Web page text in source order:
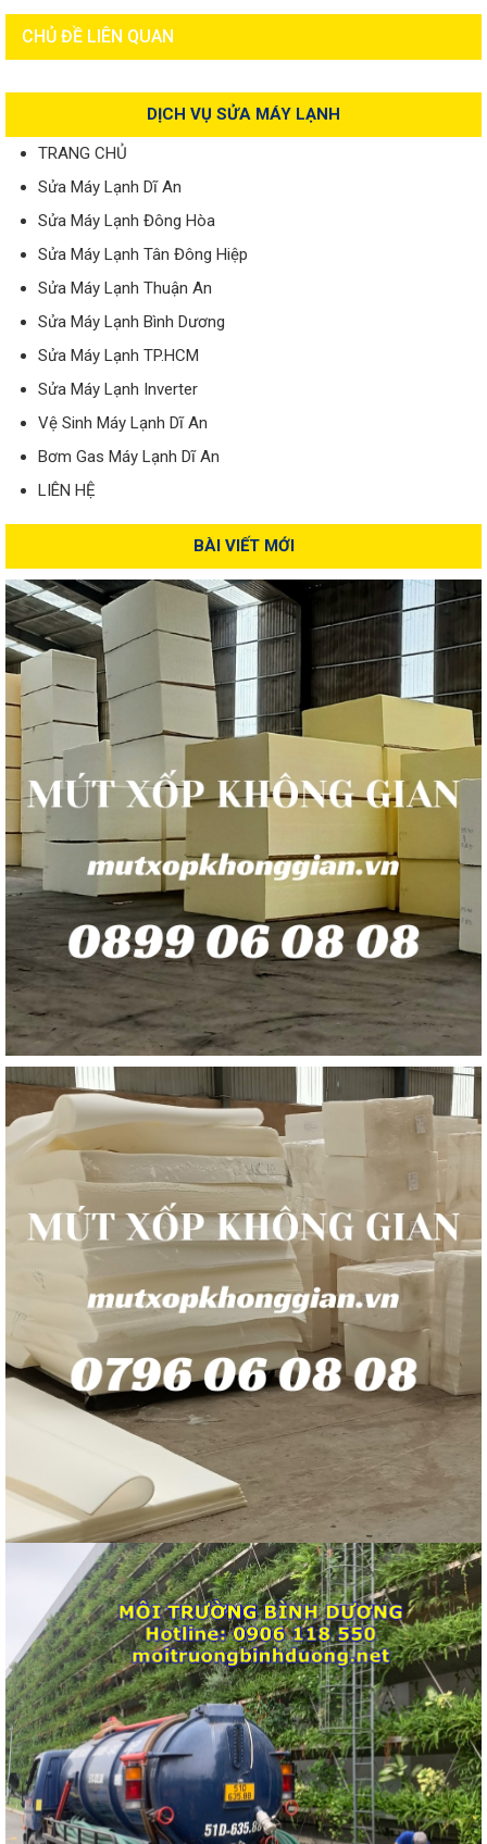
CHỦ ĐỀ LIÊN QUAN
DỊCH VỤ SỬA MÁY LẠNH
TRANG CHỦ
Sửa Máy Lạnh Dĩ An
Sửa Máy Lạnh Đông Hòa
Sửa Máy Lạnh Tân Đông Hiệp
Sửa Máy Lạnh Thuận An
Sửa Máy Lạnh Bình Dương
Sửa Máy Lạnh TP.HCM
Sửa Máy Lạnh Inverter
Vệ Sinh Máy Lạnh Dĩ An
Bơm Gas Máy Lạnh Dĩ An
LIÊN HỆ
BÀI VIẾT MỚI